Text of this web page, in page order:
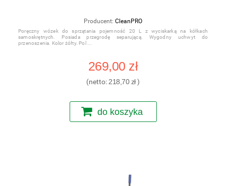
Producent: CleanPRO
Poręczny wózek do sprzątania pojemność 20 L z wyciskarką na kółkach
samoskrętnych. Posiada przegrodę separującą. Wygodny uchwyt do
przenoszenia. Kolor żółty. Pol
269,00 zł
(netto: 218,70 zł)
do koszyka